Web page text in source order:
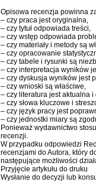
Opisowa recenzja powinna
– czy praca jest oryginalna,
– czy tytuł odpowiada treści,
– czy wstęp odpowiada
– czy materiały i metody są
– czy opracowanie
– czy tabele i rysunki są
– czy interpretacja wyników
– czy dyskusja wyników jest
– czy wnioski są właściwe,
– czy literatura jest aktualna i
– czy słowa kluczowe i
– czy język pracy jest
– czy jednostki miary są
Ponieważ wydawnictwo
recenzji.
W przypadku odpowiedzi
recenzjami do Autora, który
następujące możliwości
Przyjęcie artykułu do druku
Wysłanie do decyzji lub